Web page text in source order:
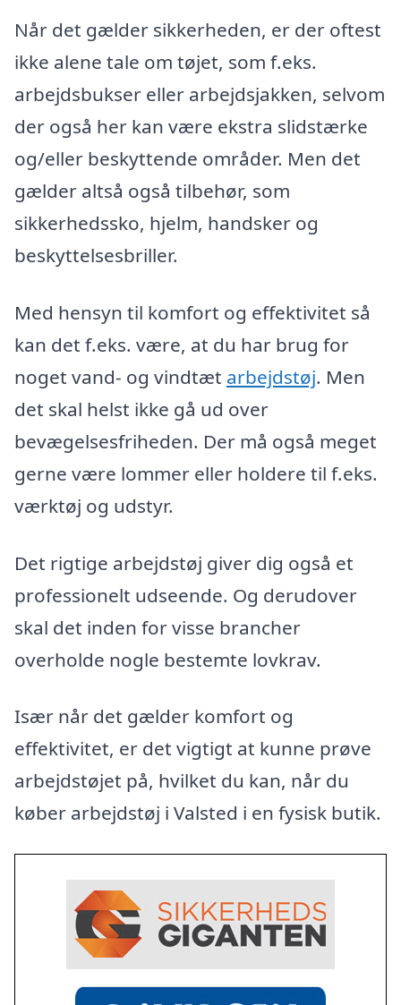
Når det gælder sikkerheden, er der oftest
ikke alene tale om tøjet, som f.eks.
arbejdsbukser eller arbejdsjakken, selvom
der også her kan være ekstra slidstærke
og/eller beskyttende områder. Men det
gælder altså også tilbehør, som
sikkerhedssko, hjelm, handsker og
beskyttelsesbriller.
Med hensyn til komfort og effektivitet så
kan det f.eks. være, at du har brug for
noget vand- og vindtæt arbejdstøj. Men
det skal helst ikke gå ud over
bevægelsesfriheden. Der må også meget
gerne være lommer eller holdere til f.eks.
værktøj og udstyr.
Det rigtige arbejdstøj giver dig også et
professionelt udseende. Og derudover
skal det inden for visse brancher
overholde nogle bestemte lovkrav.
Især når det gælder komfort og
effektivitet, er det vigtigt at kunne prøve
arbejdstøjet på, hvilket du kan, når du
køber arbejdstøj i Valsted i en fysisk butik.